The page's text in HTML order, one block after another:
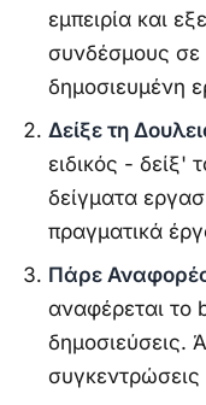
εμπειρία και
συνδέσμους σε
δημοσιευμένη
Δείξε τη
ειδικός - δείξ'
δείγματα
πραγματικά
Πάρε
αναφέρεται το
δημοσιεύσεις.